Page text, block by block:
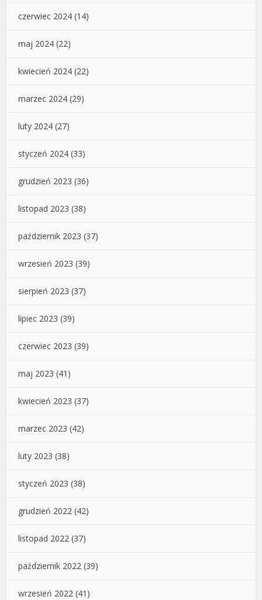
czerwiec 2024 (14)
maj 2024 (22)
kwiecień 2024 (22)
marzec 2024 (29)
luty 2024 (27)
styczeń 2024 (33)
grudzień 2023 (36)
listopad 2023 (38)
październik 2023 (37)
wrzesień 2023 (39)
sierpień 2023 (37)
lipiec 2023 (39)
czerwiec 2023 (39)
maj 2023 (41)
kwiecień 2023 (37)
marzec 2023 (42)
luty 2023 (38)
styczeń 2023 (38)
grudzień 2022 (42)
listopad 2022 (37)
październik 2022 (39)
wrzesień 2022 (41)